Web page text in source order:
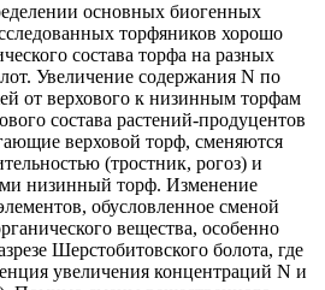
основных биогенных
торфяников хорошо
состава торфа на разных
Увеличение содержания N по
от верхового к низинным торфам
состава растений-продуцентов
верховой торф, сменяются
(тростник, рогоз) и
низинный торф. Изменение
обусловленное сменой
вещества, особенно
Шерстобитовского болота, где
увеличения концентраций N и